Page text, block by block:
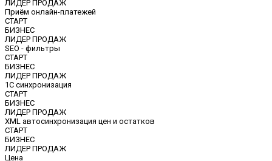
ЛИДЕР ПРОДАЖ
Приём онлайн-платежей
СТАРТ
БИЗНЕС
ЛИДЕР ПРОДАЖ
SEO - фильтры
СТАРТ
БИЗНЕС
ЛИДЕР ПРОДАЖ
1С синхронизация
СТАРТ
БИЗНЕС
ЛИДЕР ПРОДАЖ
ХМL автосинхронизация цен и остатков
СТАРТ
БИЗНЕС
ЛИДЕР ПРОДАЖ
Цена